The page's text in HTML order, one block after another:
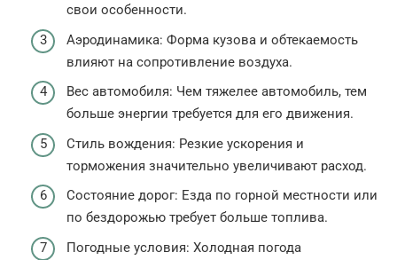
свои особенности.
Аэродинамика: Форма кузова и обтекаемость
влияют на сопротивление воздуха.
Вес автомобиля: Чем тяжелее автомобиль, тем
больше энергии требуется для его движения.
Стиль вождения: Резкие ускорения и
торможения значительно увеличивают расход.
Состояние дорог: Езда по горной местности или
по бездорожью требует больше топлива.
Погодные условия: Холодная погода